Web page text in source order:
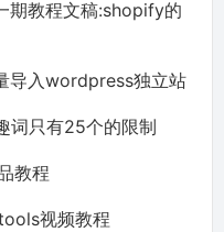
期教程文稿:shopify的
导入wordpress独立站
词只有25个的限制
教程
视频教程